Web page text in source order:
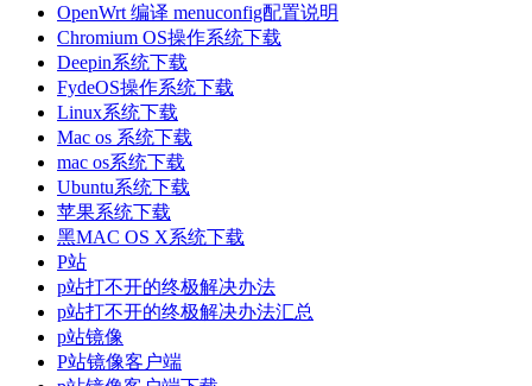
OpenWrt 编译 menuconfig配置说明
Chromium OS操作系统下载
Deepin系统下载
FydeOS操作系统下载
Linux系统下载
Mac os 系统下载
mac os系统下载
Ubuntu系统下载
苹果系统下载
黑MAC OS X系统下载
P站
p站打不开的终极解决办法
p站打不开的终极解决办法汇总
p站镜像
P站镜像客户端